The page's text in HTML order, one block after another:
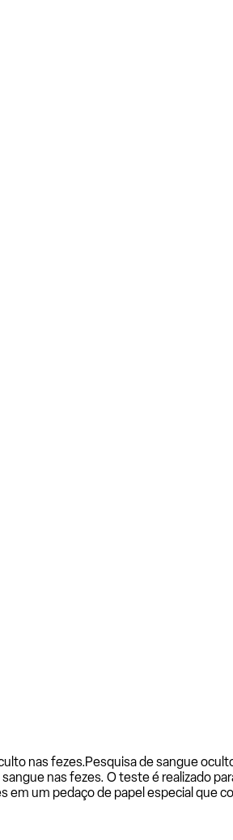
nas fezes.Pesquisa de sangue
nas fezes. O teste é realizado
um pedaço de papel especial que